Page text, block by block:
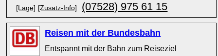
[Lage] [Zusatz-Info] (07528) 975 61 15
Reisen mit der Bundesbahn
Entspannt mit der Bahn zum Reiseziel